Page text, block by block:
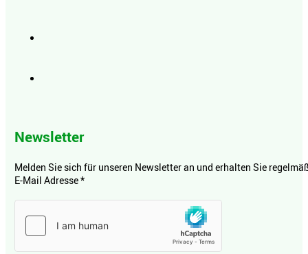
Newsletter
Melden Sie sich für unseren Newsletter an und erhalten Sie
E-Mail Adresse*